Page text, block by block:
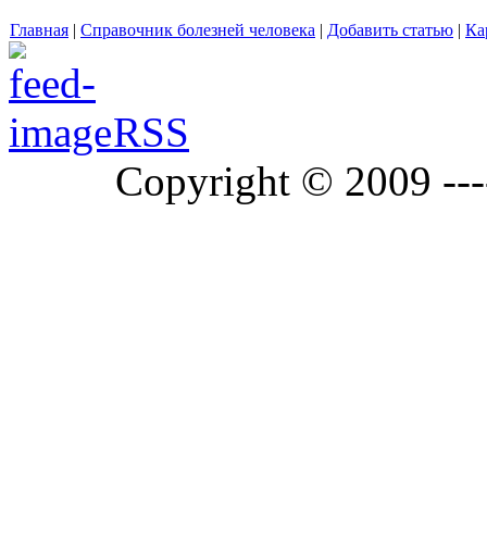
Главная | Справочник болезней человека | Добавить статью |
RSS
Copyright © 2009